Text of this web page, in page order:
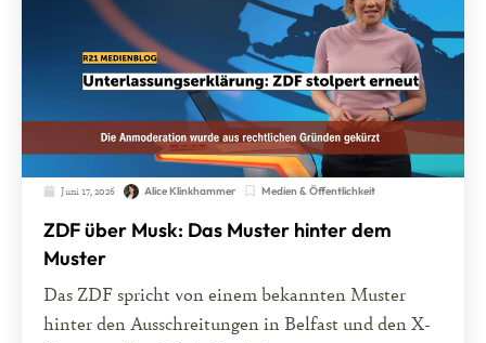
Juni 17, 2026 Alice Klinkhammer Medien & Öffentlichkeit
ZDF über Musk: Das Muster hinter dem
Muster
Das ZDF spricht von einem bekannten Muster
hinter den Ausschreitungen in Belfast und den X-